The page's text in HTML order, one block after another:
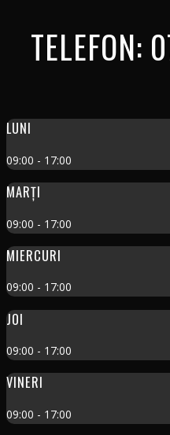
TELEFON:
LUNI
09:00 - 17:00
MARȚI
09:00 - 17:00
MIERCURI
09:00 - 17:00
JOI
09:00 - 17:00
VINERI
09:00 - 17:00